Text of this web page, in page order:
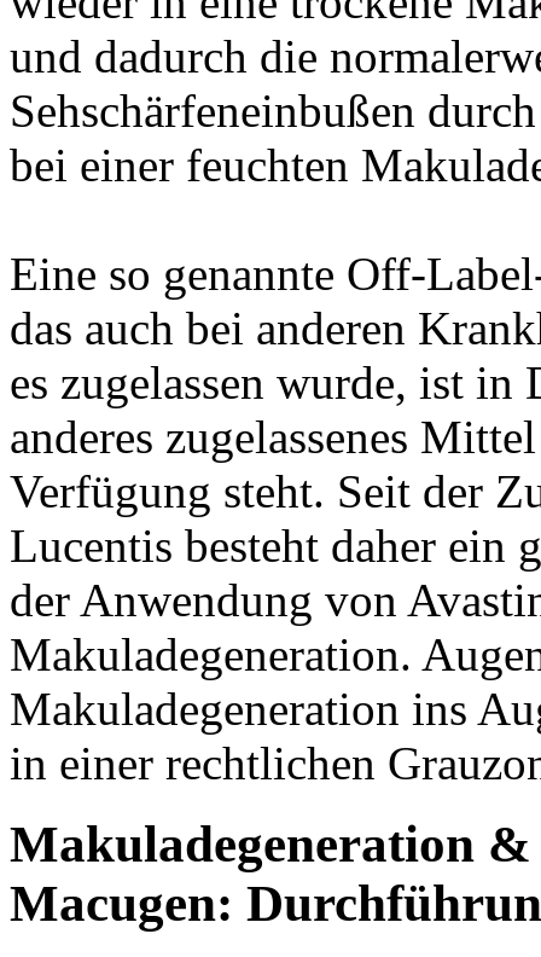
und dadurch die
Sehschärfeneinbußen
bei einer feuchten
Eine so genannte Off-
das auch bei anderen
es zugelassen wurde, ist
anderes zugelassenes
Verfügung steht. Seit der
Lucentis besteht daher ein
der Anwendung von
Makuladegeneration.
Makuladegeneration ins
in einer rechtlichen
Makuladegeneration
Macugen: